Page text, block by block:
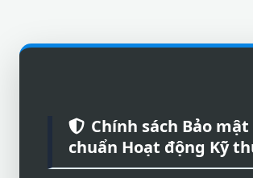
Chính sách Bảo
chuẩn Hoạt động Kỹ